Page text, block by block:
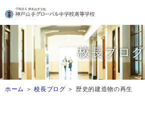
校長ブログ
ホーム 校長ブログ 歴史的建造物の再生